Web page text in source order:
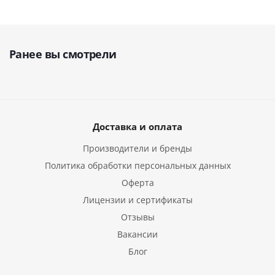
Ранее вы смотрели
Доставка и оплата
Производители и бренды
Политика обработки персональных данных
Оферта
Лицензии и сертификаты
Отзывы
Вакансии
Блог